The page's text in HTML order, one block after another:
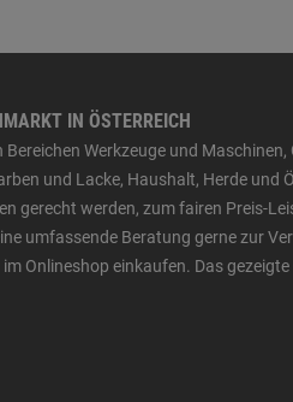
IN ÖSTERREICH
Werkzeuge und
und Lacke, Haushalt, Herde und
gerecht werden, zum fairen Preis-
umfassende Beratung gerne zur
Onlineshop einkaufen. Das